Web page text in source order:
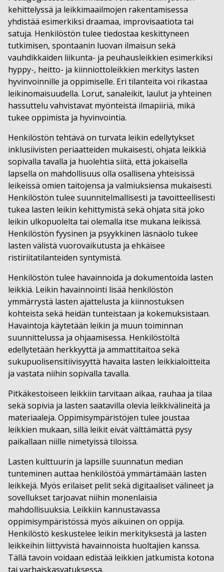
kehittelyssä ja leikkimaailmojen rakentamisessa
yhdistää esimerkiksi draamaa, improvisaatiota tai
satuja. Henkilöstön tulee tiedostaa keskittyneen
tutkimisen, spontaanin luovan ilmaisun sekä
vauhdikkaiden liikunta- ja peuhausleikkien esimerkiksi
hyppy-, heitto- ja kiinniottoleikkien merkitys lasten
hyvinvoinnille ja oppimiselle. Eri tilanteita voi rikastaa
leikinomaisuudella. Lorut, sanaleikit, laulut ja yhteinen
hassuttelu vahvistavat myönteistä ilmapiiriä, mikä
tukee oppimista ja hyvinvointia.
Henkilöstön tehtävä on turvata leikin edellytykset
inklusiivisten periaatteiden mukaisesti, ohjata leikkiä
sopivalla tavalla ja huolehtia siitä, että jokaisella
lapsella on mahdollisuus olla osallisena yhteisissä
leikeissä omien taitojensa ja valmiuksiensa mukaisesti.
Henkilöstön tulee suunnitelmallisesti ja tavoitteellisesti
tukea lasten leikin kehittymistä sekä ohjata sitä joko
leikin ulkopuolelta tai olemalla itse mukana leikissä.
Henkilöstön fyysinen ja psyykkinen läsnäolo tukee
lasten välistä vuorovaikutusta ja ehkäisee
ristiriitatilanteiden syntymistä.
Henkilöstön tulee havainnoida ja dokumentoida lasten
leikkiä. Leikin havainnointi lisää henkilöstön
ymmärrystä lasten ajattelusta ja kiinnostuksen
kohteista sekä heidän tunteistaan ja kokemuksistaan.
Havaintoja käytetään leikin ja muun toiminnan
suunnittelussa ja ohjaamisessa. Henkilöstöltä
edellytetään herkkyyttä ja ammattitaitoa sekä
sukupuolisensitiivisyyttä havaita lasten leikkialoitteita
ja vastata niihin sopivalla tavalla.
Pitkäkestoiseen leikkiin tarvitaan aikaa, rauhaa ja tilaa
sekä sopivia ja lasten saatavilla olevia leikkivälineitä ja
materiaaleja. Oppimisympäristöjen tulee joustaa
leikkien mukaan, sillä leikit eivät välttämättä pysy
paikallaan niille nimetyissä tiloissa.
Lasten kulttuurin ja lapsille suunnatun median
tunteminen auttaa henkilöstöä ymmärtämään lasten
leikkejä. Myös erilaiset pelit sekä digitaaliset välineet ja
sovellukset tarjoavat niihin monenlaisia
mahdollisuuksia. Leikkiin kannustavassa
oppimisympäristössä myös aikuinen on oppija.
Henkilöstö keskustelee leikin merkityksestä ja lasten
leikkeihin liittyvistä havainnoista huoltajien kanssa.
Tällä tavoin voidaan edistää leikkien jatkumista kotona
tai varhaiskasvatuksessa.